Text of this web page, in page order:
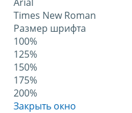
Times New Roman
Размер шрифта
100%
125%
150%
175%
200%
Закрыть окно